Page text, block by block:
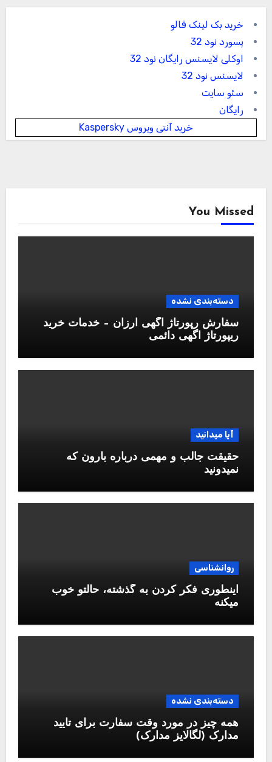
خرید بک لینک فالو
پسورد نود 32
اوکلی لایسنس رایگان نود 32
لایسنس نود 32
سئو سایت
رایگان
خرید آنتی ویروس Kaspersky
You Missed
دسته‌بندی نشده
سفارش رپورتاژ آگهی ارزان – خدمات خرید
ریپورتاژ اگهی دائمی
آیا میدانید
حقیقت جالب و مهمی درباره بارون که
نمیدونید
روانشناسی
اینطوری فکر کردن به گذشته، حالتو خوب
میکنه
دسته‌بندی نشده
همه چیز در مورد وقت سفارت برای تایید
مدارک (لگالایز مدارک)